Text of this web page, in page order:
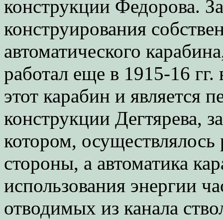
конструкции Федорова.
конструирования
автоматического
работал еще в 1915-16
этот карабин и является
конструкции Дегтярева,
котором,
стороны, а автоматика
использования энергии
отводимых из канала